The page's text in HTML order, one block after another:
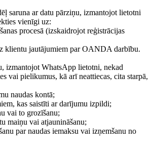
saruna ar datu pārziņu, izmantojot lietotni
vienīgi uz:
procesā (izskaidrojot reģistrācijas
klientu jautājumiem par OANDA darbību.
izmantojot WhatsApp lietotni, nekad
vai pielikumus, kā arī neattiecas, cita starpā,
naudas kontā;
kas saistīti ar darījumu izpildi;
vai to grozīšanu;
maiņu vai atjaunināšanu;
par naudas iemaksu vai izņemšanu no